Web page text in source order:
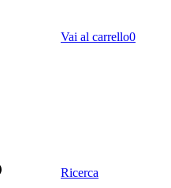
Vai al carrello0
Ricerca